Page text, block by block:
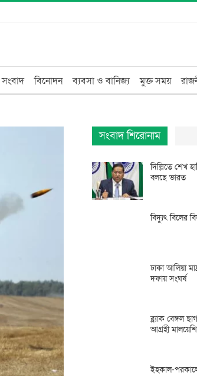
সংবাদ বিনোদন ব্যবসা ও বানিজ্য মুক্ত সময়
সংবাদ শিরোনাম
দিল্লিতে শেখ
বলছে ভারত
বিদ্যুৎ বিলের
ঢাকা আলিয়া
দফায় সংঘর্ষ
ব্ল্যাক বেঙ্গল
আগ্রহী
ইহকাল-